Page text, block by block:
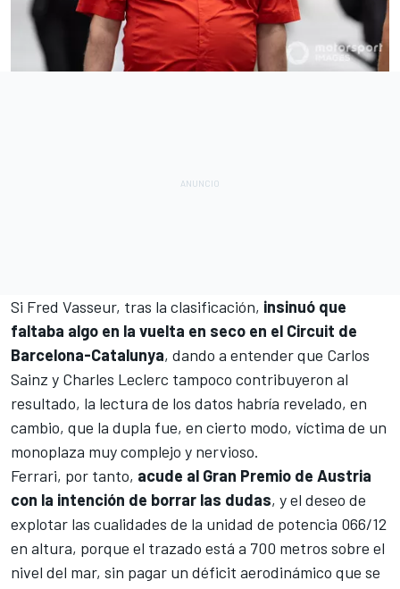
Si Fred Vasseur, tras la clasificación, insinuó que
faltaba algo en la vuelta en seco en el Circuit de
Barcelona-Catalunya, dando a entender que Carlos
Sainz y Charles Leclerc tampoco contribuyeron al
resultado, la lectura de los datos habría revelado, en
cambio, que la dupla fue, en cierto modo, víctima de un
monoplaza muy complejo y nervioso.
Ferrari, por tanto, acude al Gran Premio de Austria
con la intención de borrar las dudas, y el deseo de
explotar las cualidades de la unidad de potencia 066/12
en altura, porque el trazado está a 700 metros sobre el
nivel del mar, sin pagar un déficit aerodinámico que se